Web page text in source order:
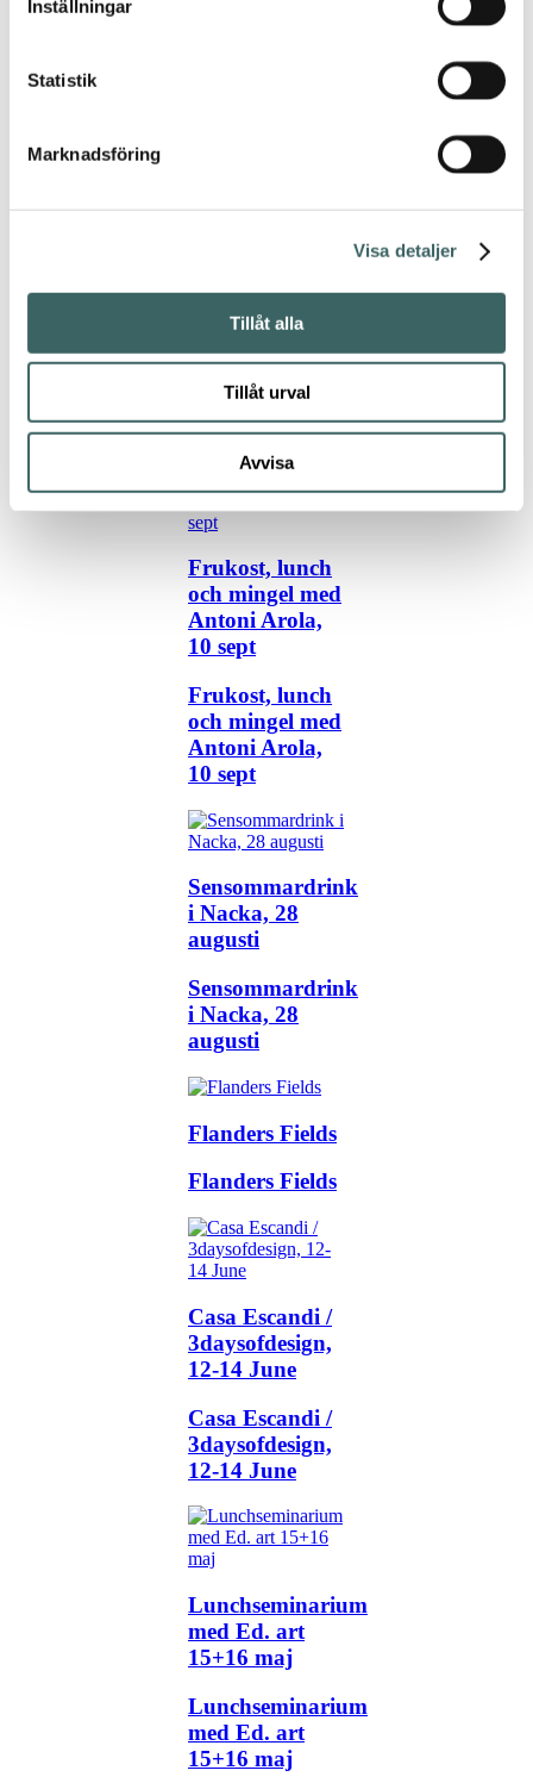
Inställningar
Statistik
Marknadsföring
Visa detaljer
Tillåt alla
Tillåt urval
Avvisa
/ #10 Stickning
Dahls
hantverksklubb
Frukost, lunch
och mingel med
Antoni Arola,
10 sept
Frukost, lunch
och mingel med
Antoni Arola,
10 sept
Sensommardrink
i Nacka, 28
augusti
Sensommardrink
i Nacka, 28
augusti
Flanders Fields
Flanders Fields
Casa Escandi /
3daysofdesign,
12-14 June
Casa Escandi /
3daysofdesign,
12-14 June
Lunchseminarium
med Ed. art
15+16 maj
Lunchseminarium
med Ed. art
15+16 maj